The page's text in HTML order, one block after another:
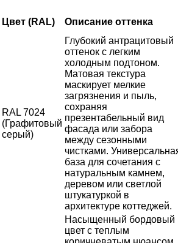
Цвет (RAL) Описание оттенка
RAL 7024
(Графитовый
серый)
Глубокий антрацитовый
оттенок с легким
холодным подтоном.
Матовая текстура
маскирует мелкие
загрязнения и пыль,
сохраняя
презентабельный вид
фасада или забора
между сезонными
чистками.
база для сочетания с
натуральным камнем,
деревом или светлой
штукатуркой в
архитектуре коттеджей.
Насыщенный бордовый
цвет с теплым